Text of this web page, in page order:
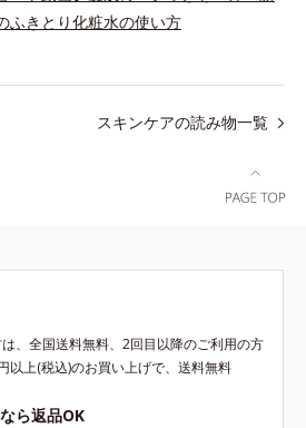
ふきとり化粧水の使い方
スキンケアの読み物一覧
、全国送料無料、2回目以降のご利用の方
以上(税込)のお買い上げで、送料無料
ら返品OK